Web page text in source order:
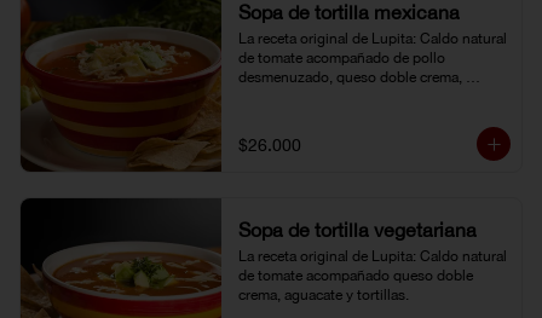
Sopa de tortilla mexicana
La receta original de Lupita: Caldo natural
de tomate acompañado de pollo
desmenuzado, queso doble crema,
$26.000
Sopa de tortilla vegetariana
La receta original de Lupita: Caldo natural
de tomate acompañado queso doble
crema, aguacate y tortillas.